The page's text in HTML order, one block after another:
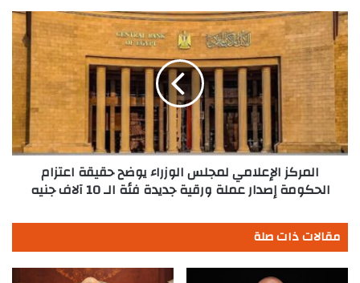
المركز
الإعلامي
لمجلس
الوزراء
يوضح
حقيقة
اعتزام
الحكومة
إصدار
ورقية
فئة
10
آلاف
المركز الإعلامي لمجلس الوزراء يوضح حقيقة اعتزام
الحكومة إصدار عملة ورقية جديدة فئة الـ 10 آلاف جنيه
مقالات ذات صلة